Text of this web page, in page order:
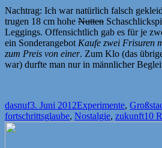
Nachtrag: Ich war natürlich falsch
trugen 18 cm hohe Nutten
Leggings. Offensichtlich gab es für je
ein Sonderangebot Kaufe zwei Frisuren
zum Preis von einer. Zum Klo (das
war) durfte man nur in männlicher
Autor
dasnufVeröffentlicht
am
3. Juni 2012Kategorien
Experimente,
fortschrittsglaube, Nostalgie, zukunft10